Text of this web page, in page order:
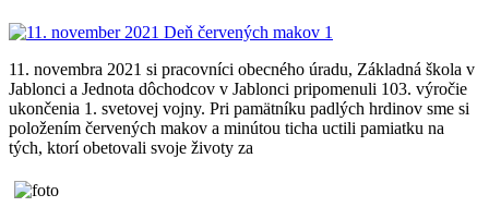
11. novembra 2021 si pracovníci obecného úradu, Základná škola v
Jablonci a Jednota dôchodcov v Jablonci pripomenuli 103. výročie
ukončenia 1. svetovej vojny. Pri pamätníku padlých hrdinov sme si
položením červených makov a minútou ticha uctili pamiatku na
tých, ktorí obetovali svoje životy za